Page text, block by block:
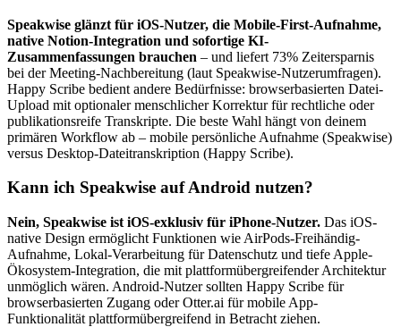
Speakwise glänzt für iOS-Nutzer, die Mobile-First-Aufnahme,
native Notion-Integration und sofortige KI-
Zusammenfassungen brauchen – und liefert 73% Zeitersparnis
bei der Meeting-Nachbereitung (laut Speakwise-Nutzerumfragen).
Happy Scribe bedient andere Bedürfnisse: browserbasierten Datei-
Upload mit optionaler menschlicher Korrektur für rechtliche oder
publikationsreife Transkripte. Die beste Wahl hängt von deinem
primären Workflow ab – mobile persönliche Aufnahme (Speakwise)
versus Desktop-Dateitranskription (Happy Scribe).
Kann ich Speakwise auf Android nutzen?
Nein, Speakwise ist iOS-exklusiv für iPhone-Nutzer. Das iOS-
native Design ermöglicht Funktionen wie AirPods-Freihändig-
Aufnahme, Lokal-Verarbeitung für Datenschutz und tiefe Apple-
Ökosystem-Integration, die mit plattformübergreifender Architektur
unmöglich wären. Android-Nutzer sollten Happy Scribe für
browserbasierten Zugang oder Otter.ai für mobile App-
Funktionalität plattformübergreifend in Betracht ziehen.